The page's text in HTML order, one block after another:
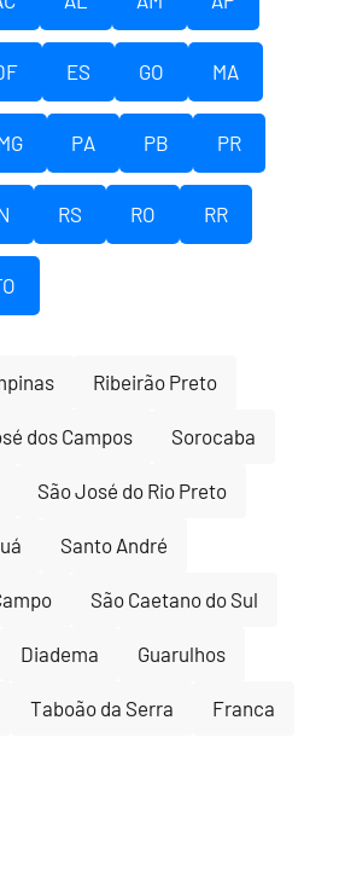
ES GO MA
PA PB PR
RS RO RR
Ribeirão Preto
dos Campos Sorocaba
São José do Rio Preto
Santo André
São Caetano do Sul
Diadema Guarulhos
Taboão da Serra Franca